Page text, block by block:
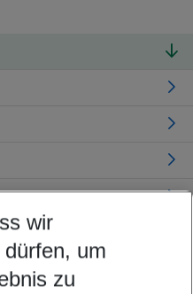
your best
wir
um
zu